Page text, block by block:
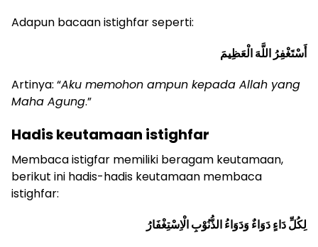
Adapun bacaan istighfar seperti:
أَسْتَغْفِرُ اللَّهَ الْعَظِيمَ
Artinya: “Aku memohon ampun kepada Allah yang
Maha Agung.”
Hadis keutamaan istighfar
Membaca istigfar memiliki beragam keutamaan,
berikut ini hadis-hadis keutamaan membaca
istighfar:
لِكُلِّ دَاءٍ دَوَاءٌ وَدَوَاءُ الذُّنُوْبِ الْاِسْتِغْفَارُ